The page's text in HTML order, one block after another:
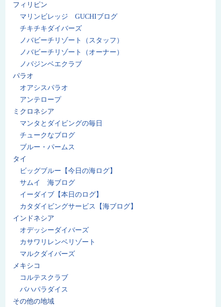
フィリピン
マリンビレッジ GUCHIブログ
チキチキダイバーズ
ノバビーチリゾート（スタッフ）
ノバビーチリゾート（オーナー）
ノバジンベエクラブ
パラオ
オアシスパラオ
アンテロープ
ミクロネシア
マンタとダイビングの毎日
チュークなブログ
ブルー・パームス
タイ
ビッグブルー【今日の海ログ】
サムイ 海ブログ
イーダイブ【本日のログ】
カタダイビングサービス【海ブログ】
インドネシア
オデッシーダイバーズ
カサワリレンベリゾート
マルクダイバーズ
メキシコ
コルテスクラブ
バハパラダイス
その他の地域